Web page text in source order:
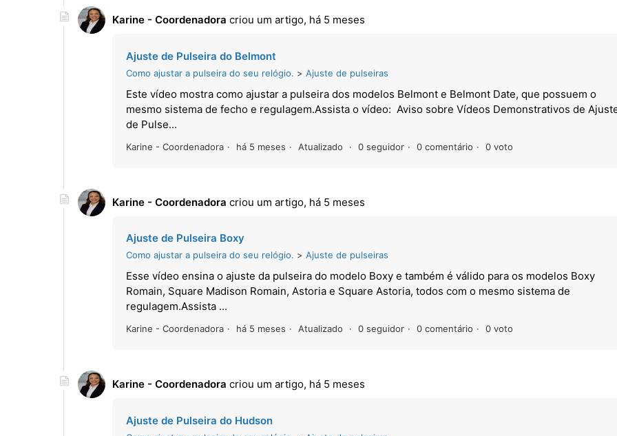
Karine - Coordenadora criou um artigo, há 5 meses
Ajuste de Pulseira do Belmont
Como ajustar a pulseira do seu relógio. Ajuste de pulseiras
Este vídeo mostra como ajustar a pulseira dos modelos Belmont e Belmont Date, que possuem o
mesmo sistema de fecho e regulagem.Assista o vídeo: Aviso sobre Vídeos Demonstrativos de
de Pulse...
Karine - Coordenadora há 5 meses Atualizado 0 seguidor 0 comentário 0 voto
Karine - Coordenadora criou um artigo, há 5 meses
Ajuste de Pulseira Boxy
Como ajustar a pulseira do seu relógio. Ajuste de pulseiras
Esse vídeo ensina o ajuste da pulseira do modelo Boxy e também é válido para os modelos Boxy
Romain, Square Madison Romain, Astoria e Square Astoria, todos com o mesmo sistema de
regulagem.Assista ...
Karine - Coordenadora há 5 meses Atualizado 0 seguidor 0 comentário 0 voto
Karine - Coordenadora criou um artigo, há 5 meses
Ajuste de Pulseira do Hudson